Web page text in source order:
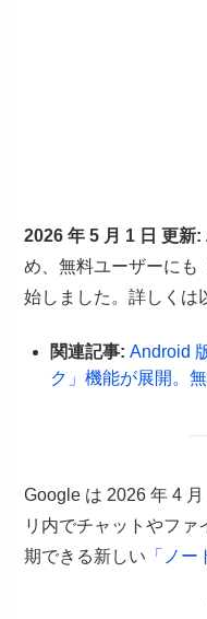
2026 年 5 月 1 日 更新:
め、無料ユーザーにも
始しました。詳しくは
関連記事: Android
ク」機能が展開。
Google は 2026 年 4
リ内でチャットやファ
期できる新しい 「ノ